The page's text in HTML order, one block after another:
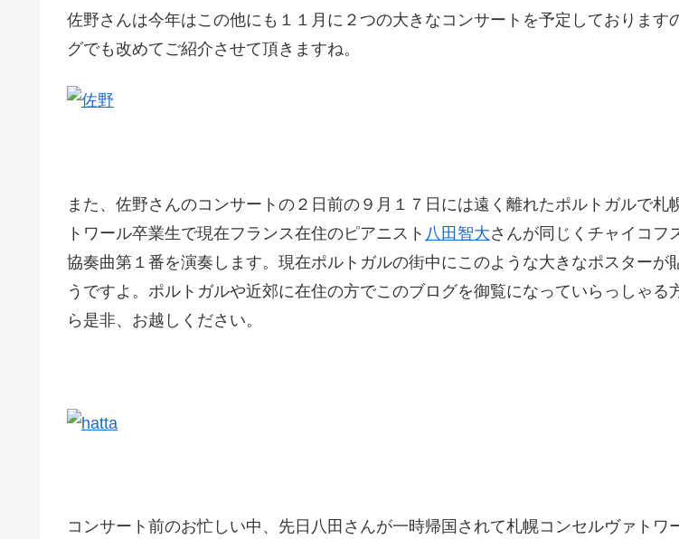
佐野さんは今年はこの他にも１１月に２つの大きなコンサートを予定しております
グでも改めてご紹介させて頂きますね。
また、佐野さんのコンサートの２日前の９月１７日には遠く離れたポルトガルで札
トワール卒業生で現在フランス在住のピアニスト 八田智大さんが同じくチャイコフ
協奏曲第１番を演奏します。現在ポルトガルの街中にこのような大きなポスターが
うですよ。ポルトガルや近郊に在住の方でこのブログを御覧になっていらっしゃる
ら是非、お越しください。
コンサート前のお忙しい中、先日八田さんが一時帰国されて札幌コンセルヴァトワ